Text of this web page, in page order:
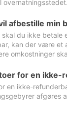
overnatningsstedet.
afbestille min
du ikke
kan der være
omkostninger
for en ikke-
en ikke-
afgøres